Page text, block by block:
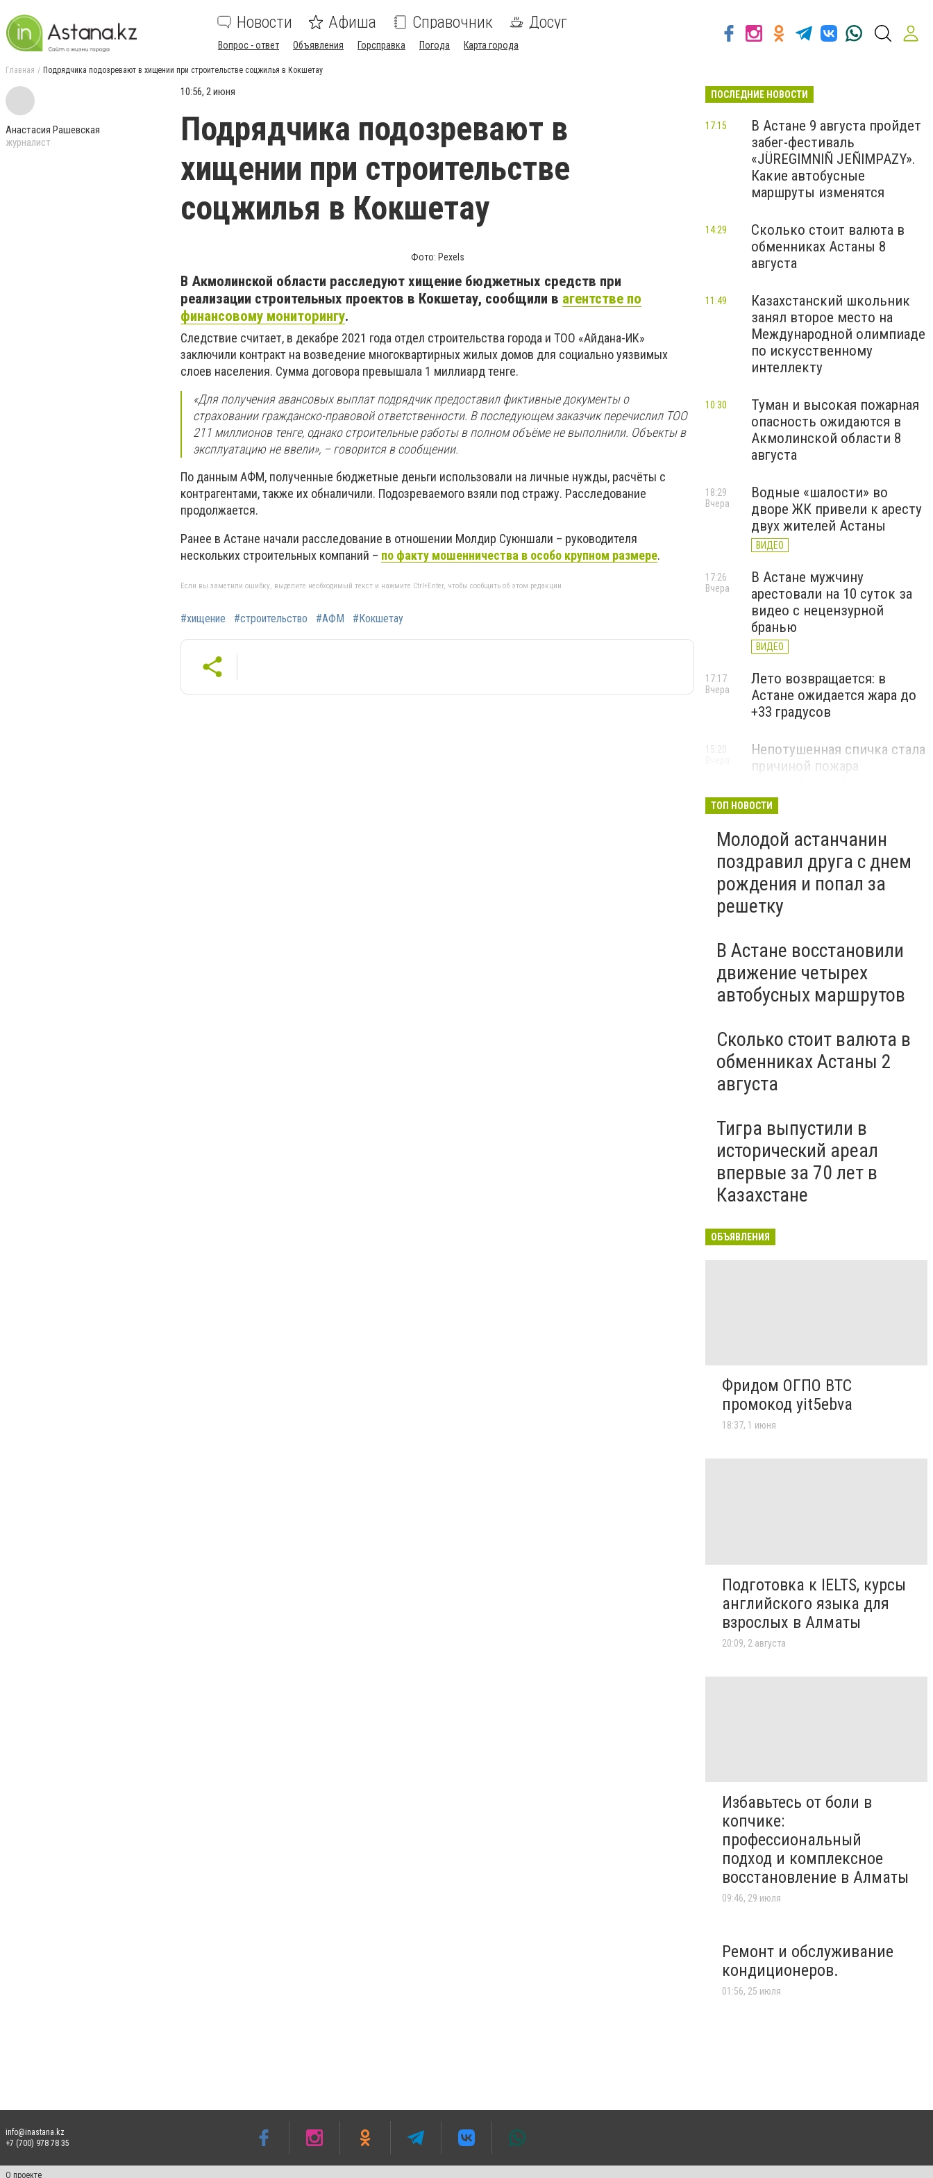
Новости Афиша Справочник Досуг
Вопрос - ответ Объявления Горсправка Погода Карта города
Главная Подрядчика подозревают в хищении при строительстве соцжилья в Кокшетау
Анастасия Рашевская
журналист
10:56, 2 июня
Подрядчика подозревают в
хищении при строительстве
соцжилья в Кокшетау
Фото: Pexels
В Акмолинской области расследуют хищение бюджетных средств при
реализации строительных проектов в Кокшетау, сообщили в агентстве по
финансовому мониторингу.
Следствие считает, в декабре 2021 года отдел строительства города и ТОО «Айдана-ИК»
заключили контракт на возведение многоквартирных жилых домов для социально уязвимых
слоев населения. Сумма договора превышала 1 миллиард тенге.
«Для получения авансовых выплат подрядчик предоставил фиктивные документы о
страховании гражданско-правовой ответственности. В последующем заказчик перечислил ТОО
211 миллионов тенге, однако строительные работы в полном объёме не выполнили. Объекты в
эксплуатацию не ввели», – говорится в сообщении.
По данным АФМ, полученные бюджетные деньги использовали на личные нужды, расчёты с
контрагентами, также их обналичили. Подозреваемого взяли под стражу. Расследование
продолжается.
Ранее в Астане начали расследование в отношении Молдир Суюншали – руководителя
нескольких строительных компаний – по факту мошенничества в особо крупном размере.
Если вы заметили ошибку, выделите необходимый текст и нажмите Ctrl+Enter, чтобы сообщить об этом редакции
#хищение #строительство #АФМ #Кокшетау
ПОСЛЕДНИЕ НОВОСТИ
В Астане 9 августа пройдет
забег-фестиваль
«JÜREGIMNIÑ JEÑIMPAZY».
Какие автобусные
маршруты изменятся
17:15
Сколько стоит валюта в
обменниках Астаны 8
августа
14:29
Казахстанский школьник
занял второе место на
Международной олимпиаде
по искусственному
интеллекту
11:49
Туман и высокая пожарная
опасность ожидаются в
Акмолинской области 8
августа
10:30
Водные «шалости» во
дворе ЖК привели к аресту
двух жителей Астаны
ВИДЕО
18:29
Вчера
В Астане мужчину
арестовали на 10 суток за
видео с нецензурной
бранью
ВИДЕО
17:26
Вчера
Лето возвращается: в
Астане ожидается жара до
+33 градусов
17:17
Вчера
Непотушенная спичка стала
причиной пожара
15:20
ТОП НОВОСТИ
Молодой астанчанин
поздравил друга с днем
рождения и попал за
решетку
В Астане восстановили
движение четырех
автобусных маршрутов
Сколько стоит валюта в
обменниках Астаны 2
августа
Тигра выпустили в
исторический ареал
впервые за 70 лет в
Казахстане
ОБЪЯВЛЕНИЯ
Фридом ОГПО ВТС
промокод yit5ebva
18:37, 1 июня
Подготовка к IELTS, курсы
английского языка для
взрослых в Алматы
20:09, 2 августа
Избавьтесь от боли в
копчике:
профессиональный
подход и комплексное
восстановление в Алматы
09:46, 29 июля
Ремонт и обслуживание
кондиционеров.
01:56, 25 июля
info@inastana.kz
+7 (700) 978 78 35
О проекте